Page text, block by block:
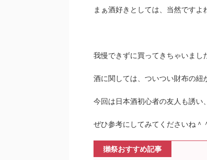
まぁ酒好きとしては、当然ですよ
我慢できずに買ってきちゃいまし
酒に関しては、ついつい財布の紐
今回は日本酒初心者の友人も誘い
ぜひ参考にしてみてくださいね＾
獺祭おすすめ記事